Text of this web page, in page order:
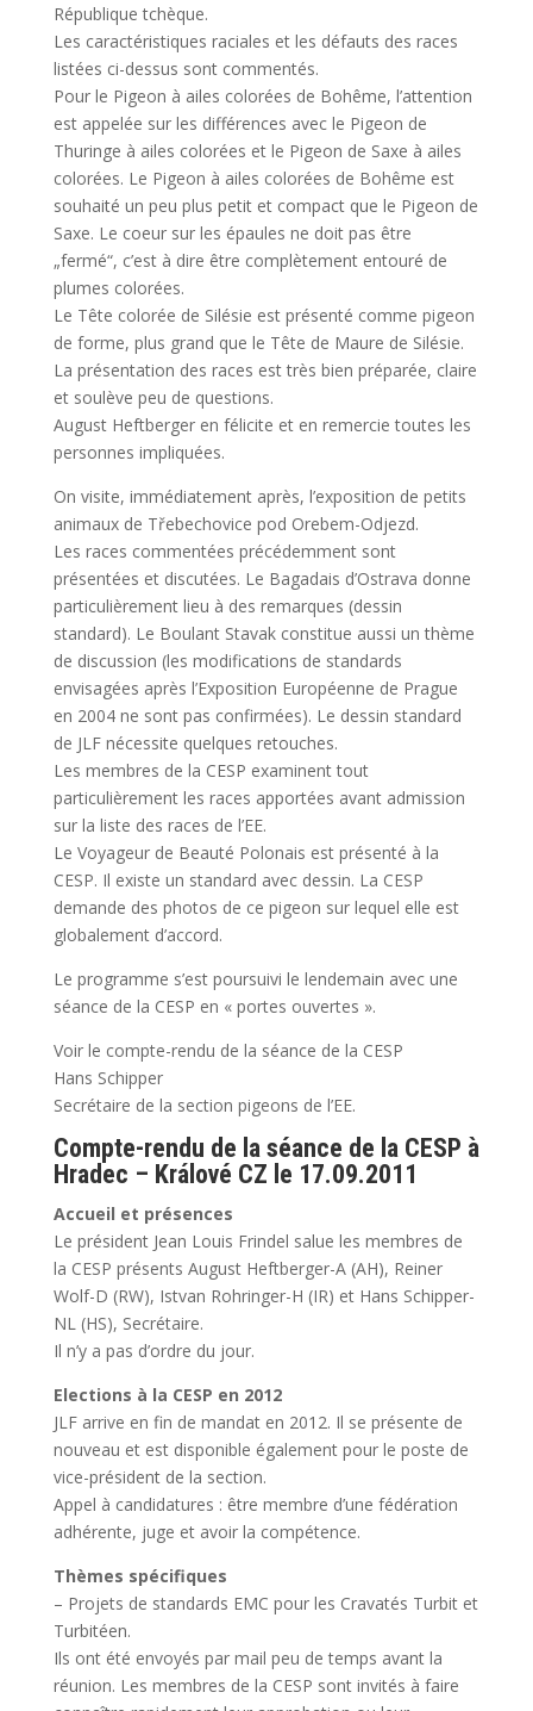
République tchèque.
Les caractéristiques raciales et les défauts des races
listées ci-dessus sont commentés.
Pour le Pigeon à ailes colorées de Bohême, l’attention
est appelée sur les différences avec le Pigeon de
Thuringe à ailes colorées et le Pigeon de Saxe à ailes
colorées. Le Pigeon à ailes colorées de Bohême est
souhaité un peu plus petit et compact que le Pigeon de
Saxe. Le coeur sur les épaules ne doit pas être
„fermé“, c’est à dire être complètement entouré de
plumes colorées.
Le Tête colorée de Silésie est présenté comme pigeon
de forme, plus grand que le Tête de Maure de Silésie.
La présentation des races est très bien préparée, claire
et soulève peu de questions.
August Heftberger en félicite et en remercie toutes les
personnes impliquées.
On visite, immédiatement après, l’exposition de petits
animaux de Třebechovice pod Orebem-Odjezd.
Les races commentées précédemment sont
présentées et discutées. Le Bagadais d’Ostrava donne
particulièrement lieu à des remarques (dessin
standard). Le Boulant Stavak constitue aussi un thème
de discussion (les modifications de standards
envisagées après l’Exposition Européenne de Prague
en 2004 ne sont pas confirmées). Le dessin standard
de JLF nécessite quelques retouches.
Les membres de la CESP examinent tout
particulièrement les races apportées avant admission
sur la liste des races de l’EE.
Le Voyageur de Beauté Polonais est présenté à la
CESP. Il existe un standard avec dessin. La CESP
demande des photos de ce pigeon sur lequel elle est
globalement d’accord.
Le programme s’est poursuivi le lendemain avec une
séance de la CESP en « portes ouvertes ».
Voir le compte-rendu de la séance de la CESP
Hans Schipper
Secrétaire de la section pigeons de l’EE.
Compte-rendu de la séance de la CESP à
Hradec – Králové CZ le 17.09.2011
Accueil et présences
Le président Jean Louis Frindel salue les membres de
la CESP présents August Heftberger-A (AH), Reiner
Wolf-D (RW), Istvan Rohringer-H (IR) et Hans Schipper-
NL (HS), Secrétaire.
Il n’y a pas d’ordre du jour.
Elections à la CESP en 2012
JLF arrive en fin de mandat en 2012. Il se présente de
nouveau et est disponible également pour le poste de
vice-président de la section.
Appel à candidatures : être membre d’une fédération
adhérente, juge et avoir la compétence.
Thèmes spécifiques
– Projets de standards EMC pour les Cravatés Turbit et
Turbitéen.
Ils ont été envoyés par mail peu de temps avant la
réunion. Les membres de la CESP sont invités à faire